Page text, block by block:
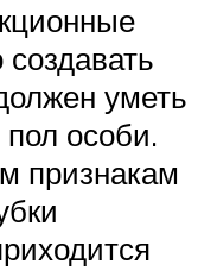
уметь
особи.
признакам